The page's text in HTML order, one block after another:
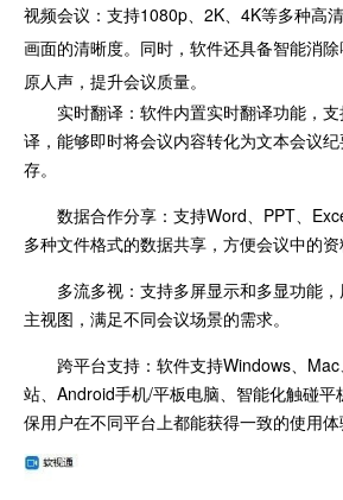
视频会议：支持1080p、2K、4K等多种高
画面的清晰度。同时，软件还具备智能消
原人声，提升会议质量。
实时翻译：软件内置实时翻译功能，
译，能够即时将会议内容转化为文本会议
存。
数据合作分享：支持Word、PPT、
多种文件格式的数据共享，方便会议中的资
多流多视：支持多屏显示和多显功能
主视图，满足不同会议场景的需求。
跨平台支持：软件支持Windows、
站、Android手机/平板电脑、智能化触碰
保用户在不同平台上都能获得一致的使用体